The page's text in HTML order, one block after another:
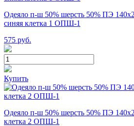
Одеяло п-ш 50% шерсть 50% ПЭ
синяя клетка 1 ОПШ-1
575 руб.
Купить
Одеяло п-ш 50% шерсть 50% ПЭ
клетка 2 ОПШ-1